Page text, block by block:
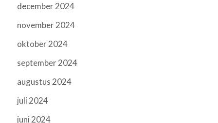
december 2024
november 2024
oktober 2024
september 2024
augustus 2024
juli 2024
juni 2024